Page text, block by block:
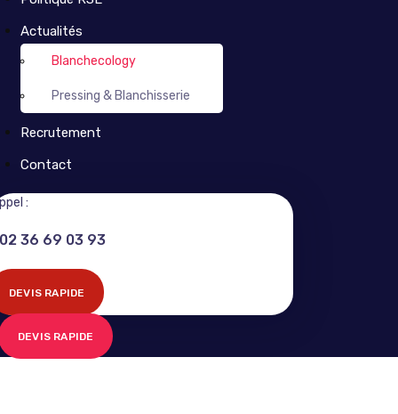
Actualités
Blanchecology
Pressing & Blanchisserie
Recrutement
Contact
:
02 36 69 03 93
DEVIS RAPIDE
DEVIS RAPIDE